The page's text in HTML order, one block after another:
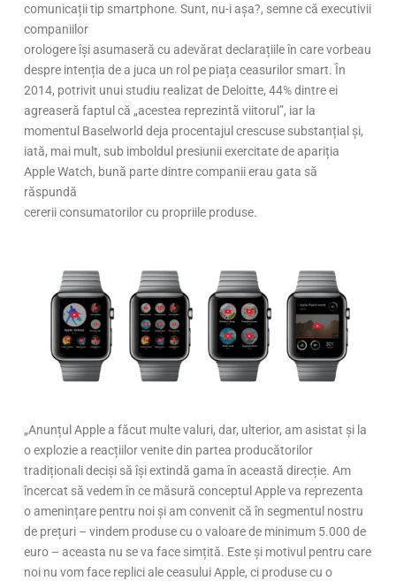
comunicații tip smartphone. Sunt, nu-i așa?, semne că executivii
companiilor
orologere își asumaseră cu adevărat declarațiile în care vorbeau
despre intenția de a juca un rol pe piața ceasurilor smart. În
2014, potrivit unui studiu realizat de Deloitte, 44% dintre ei
agreaseră faptul că „acestea reprezintă viitorul”, iar la
momentul Baselworld deja procentajul crescuse substanțial și,
iată, mai mult, sub imboldul presiunii exercitate de apariția
Apple Watch, bună parte dintre companii erau gata să
răspundă
cererii consumatorilor cu propriile produse.
„Anunțul Apple a făcut multe valuri, dar, ulterior, am asistat și la
o explozie a reacțiilor venite din partea producătorilor
tradiționali deciși să își extindă gama în această direcție. Am
încercat să vedem în ce măsură conceptul Apple va reprezenta
o amenințare pentru noi și am convenit că în segmentul nostru
de prețuri – vindem produse cu o valoare de minimum 5.000 de
euro – aceasta nu se va face simțită. Este și motivul pentru care
noi nu vom face replici ale ceasului Apple, ci produse cu o